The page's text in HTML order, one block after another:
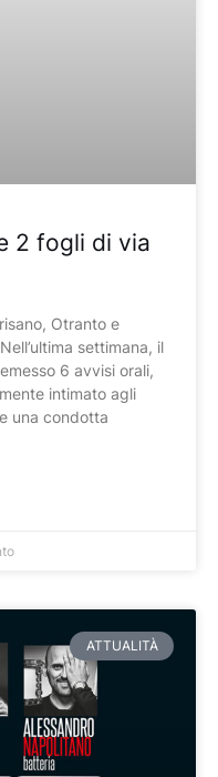
2 fogli di via
Otranto e
settimana, il
6 avvisi orali,
intimato agli
una condotta
ATTUALITÀ